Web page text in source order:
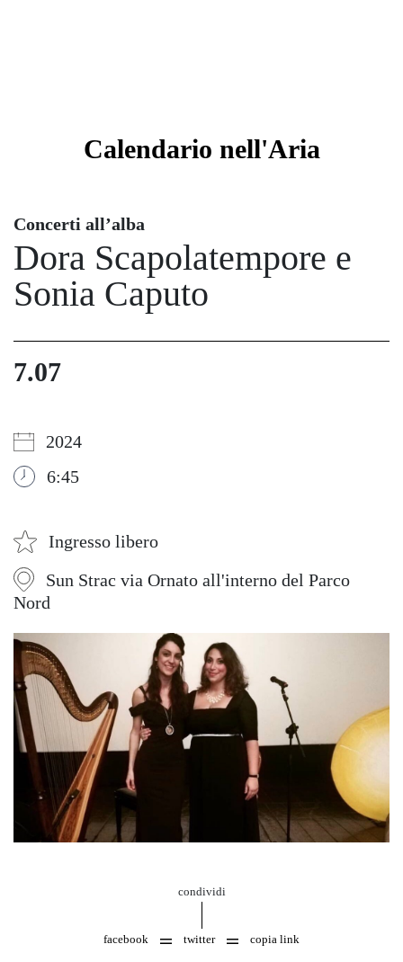
Calendario nell'Aria
Concerti all’alba
Dora Scapolatempore e
Sonia Caputo
7.07
2024
6:45
Ingresso libero
Sun Strac via Ornato all'interno del Parco
Nord
condividi
facebook twitter copia link